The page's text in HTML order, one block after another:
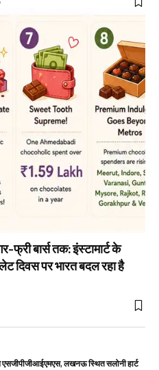
बार्स तक: इंस्टामार्ट के
दिवस पर भारत बदल रहा है
लखनऊ स्थित सलोनी हार्ट